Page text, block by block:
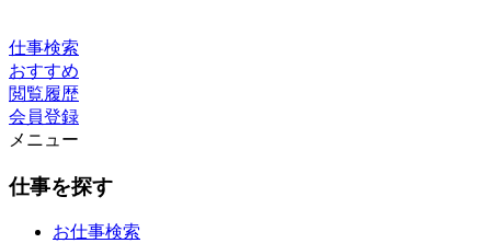
仕事検索
おすすめ
閲覧履歴
会員登録
メニュー
仕事を探す
お仕事検索